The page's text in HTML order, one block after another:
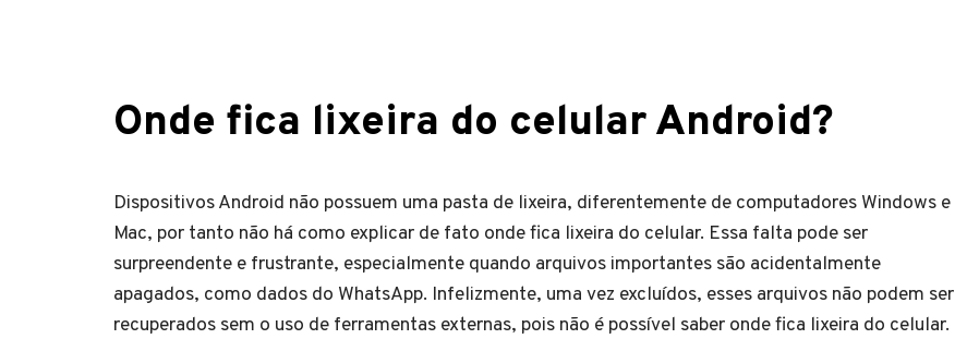
Onde fica lixeira do celular Android?
Dispositivos Android não possuem uma pasta de lixeira, diferentemente de computadores Windows e
Mac, por tanto não há como explicar de fato onde fica lixeira do celular. Essa falta pode ser
surpreendente e frustrante, especialmente quando arquivos importantes são acidentalmente
apagados, como dados do WhatsApp. Infelizmente, uma vez excluídos, esses arquivos não podem ser
recuperados sem o uso de ferramentas externas, pois não é possível saber onde fica lixeira do celular.